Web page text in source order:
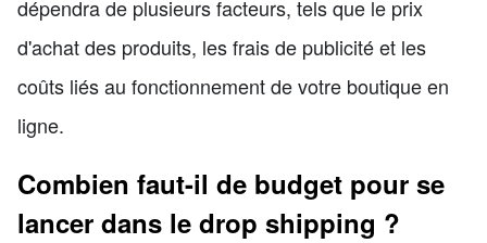
dépendra de plusieurs facteurs, tels que le prix
d'achat des produits, les frais de publicité et les
coûts liés au fonctionnement de votre boutique en
ligne.
Combien faut-il de budget pour se
lancer dans le drop shipping ?